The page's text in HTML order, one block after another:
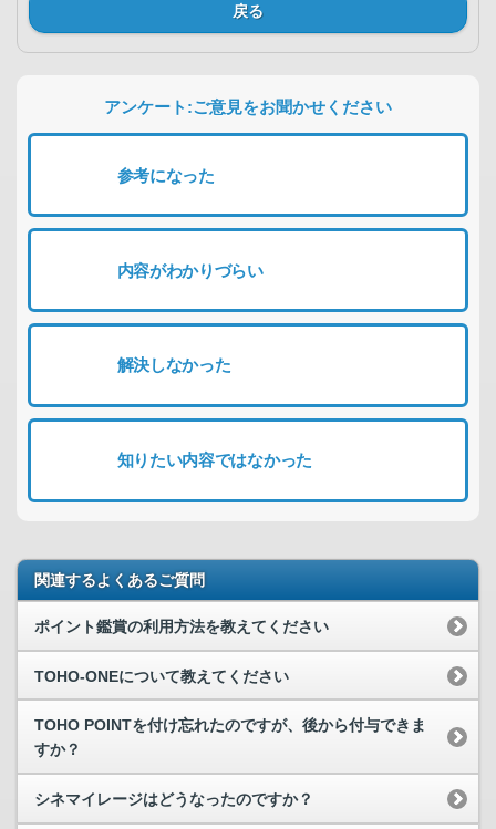
戻る
アンケート:ご意見をお聞かせください
参考になった
内容がわかりづらい
解決しなかった
知りたい内容ではなかった
関連するよくあるご質問
ポイント鑑賞の利用方法を教えてください
TOHO-ONEについて教えてください
TOHO POINTを付け忘れたのですが、後から付与できま
すか？
シネマイレージはどうなったのですか？